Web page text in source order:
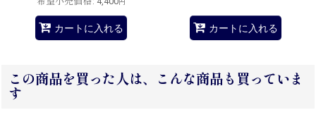
円
カートに入れる カートに入れる
この商品を買った人は、こんな商品も買っていま
す